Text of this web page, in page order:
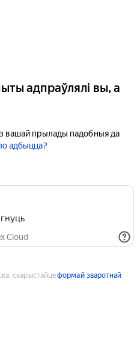
адпраўлялі вы, а
вашай прылады падобныя да
адбыцца?
Cloud
скарыстайцеформай зваротнай